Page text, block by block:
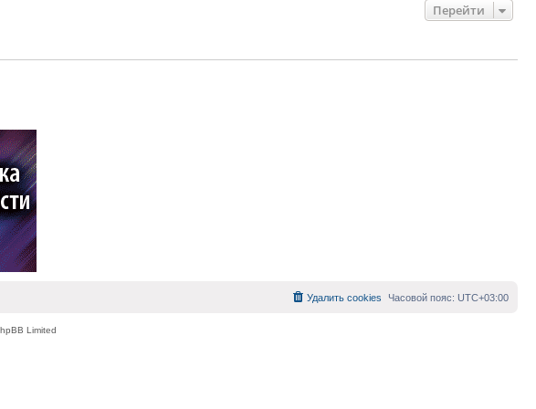
Перейти
Часовой пояс: UTC+03:00
Удалить cookies
Limited